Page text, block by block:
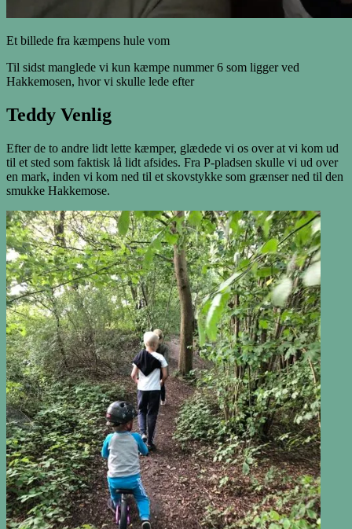
Et billede fra kæmpens hule vom
Til sidst manglede vi kun kæmpe nummer 6 som ligger ved
Hakkemosen, hvor vi skulle lede efter
Teddy Venlig
Efter de to andre lidt lette kæmper, glædede vi os over at vi kom ud
til et sted som faktisk lå lidt afsides. Fra P-pladsen skulle vi ud over
en mark, inden vi kom ned til et skovstykke som grænser ned til den
smukke Hakkemose.